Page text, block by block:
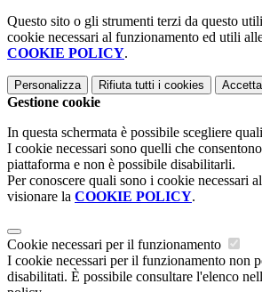
Questo sito o gli strumenti terzi da questo
cookie necessari al funzionamento ed utili
COOKIE POLICY.
Personalizza Rifiuta tutti i cookies
Gestione cookie
In questa schermata è possibile scegliere
I cookie necessari sono quelli che
piattaforma e non è possibile disabilitarli.
Per conoscere quali sono i cookie necessari
visionare la COOKIE POLICY.
Cookie necessari per il funzionamento
I cookie necessari per il funzionamento non
disabilitati. È possibile consultare l'elenco